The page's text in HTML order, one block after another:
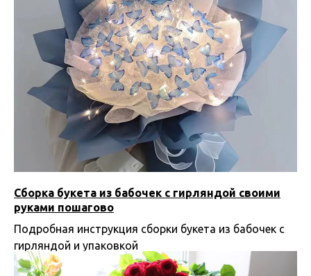
Сборка букета из бабочек с гирляндой своими
руками пошагово
Подробная инструкция сборки букета из бабочек с
гирляндой и упаковкой
10.03.2025 06:48